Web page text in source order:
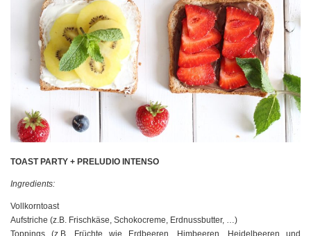
TOAST PARTY + PRELUDIO INTENSO
Ingredients:
Vollkorntoast
Aufstriche (z.B. Frischkäse, Schokocreme, Erdnussbutter, …)
Toppings (z.B. Früchte wie Erdbeeren, Himbeeren, Heidelbeeren und